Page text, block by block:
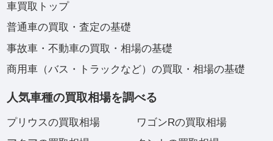
車買取トップ
普通車の買取・査定の基礎
事故車・不動車の買取・相場の基礎
商用車（バス・トラックなど）の買取・相場の基礎
人気車種の買取相場を調べる
プリウスの買取相場
ワゴンRの買取相場